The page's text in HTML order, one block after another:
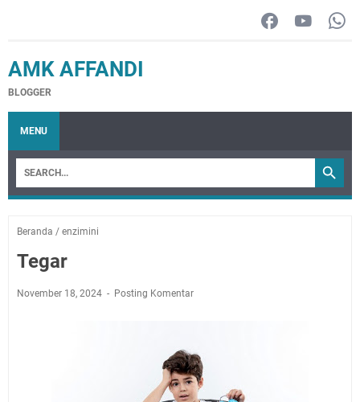
AMK AFFANDI
BLOGGER
MENU
Beranda / enzimini
Tegar
November 18, 2024 Posting Komentar